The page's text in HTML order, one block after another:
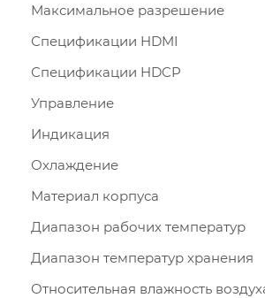
Максимальное разрешение
Спецификации HDMI
Спецификации HDCP
Управление
Индикация
Охлаждение
Материал корпуса
Диапазон рабочих температур
Диапазон температур хранения
Относительная влажность